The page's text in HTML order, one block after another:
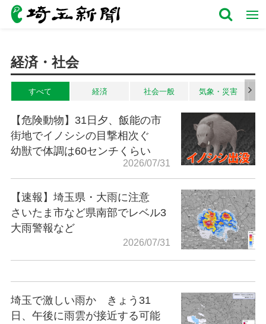
経済・社会
すべて 経済 社会一般 気象・災害
【危険動物】31日夕、飯能の市
街地でイノシシの目撃相次ぐ
幼獣で体調は60センチくらい
2026/07/31
【速報】埼玉県・大雨に注意
さいたま市など県南部でレベル3
大雨警報など
2026/07/31
埼玉で激しい雨か きょう31
日、午後に雨雲が接近する可能